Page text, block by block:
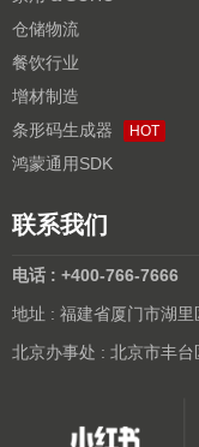
仓储物流
餐饮行业
增材制造
条形码生成器
HOT
鸿蒙通用SDK
联系我们
电话 : +400-766-7666
地址 : 福建省厦门市湖里
北京办事处 : 北京市丰